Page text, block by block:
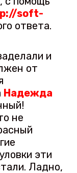
soft-
ответа.
и
от
Надежда
не
эти
Ладно,